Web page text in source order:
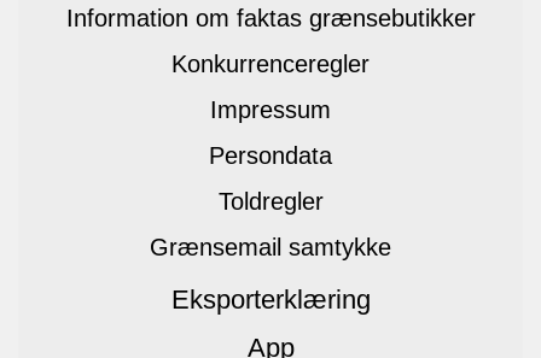
Information om faktas grænsebutikker
Konkurrenceregler
Impressum
Persondata
Toldregler
Grænsemail samtykke
Eksporterklæring
App